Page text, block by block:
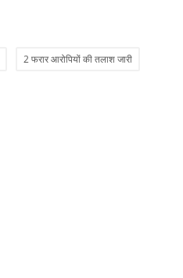
2 फरार आरोपियों की तलाश जारी